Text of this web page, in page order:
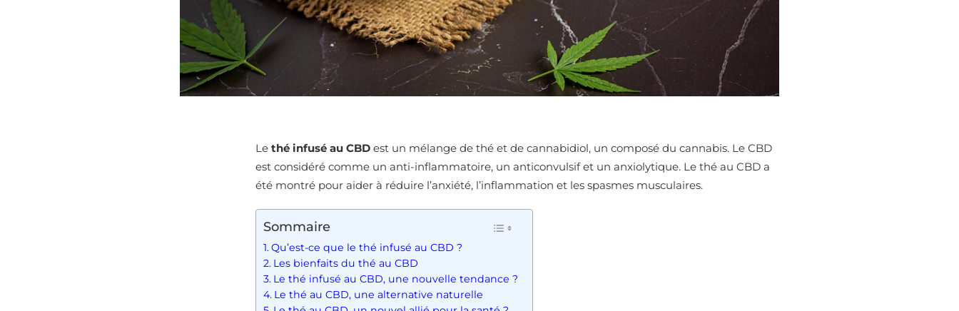
Le thé infusé au CBD est un mélange de thé et de cannabidiol, un composé du cannabis. Le CBD
est considéré comme un anti-inflammatoire, un anticonvulsif et un anxiolytique. Le thé au CBD a
été montré pour aider à réduire l’anxiété, l’inflammation et les spasmes musculaires.
Sommaire
Qu’est-ce que le thé infusé au CBD ?
Les bienfaits du thé au CBD
Le thé infusé au CBD, une nouvelle tendance ?
Le thé au CBD, une alternative naturelle